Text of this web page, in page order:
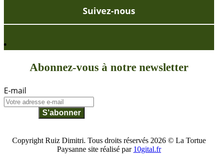
Suivez-nous
Abonnez-vous à notre newsletter
E-mail
S'abonner
Copyright Ruiz Dimitri. Tous droits réservés 2026 © La Tortue
Paysanne site réalisé par 10gital.fr